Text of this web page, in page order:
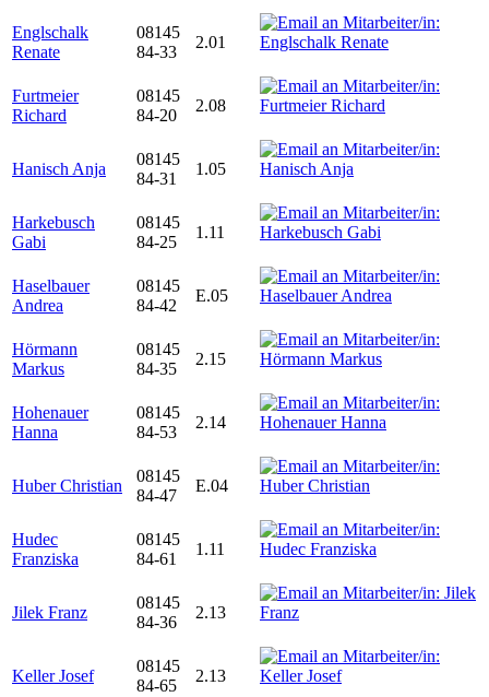
Englschalk
Renate
08145
84-33
2.01
Furtmeier
Richard
08145
84-20
2.08
Hanisch Anja
08145
84-31
1.05
Harkebusch
Gabi
08145
84-25
1.11
Haselbauer
Andrea
08145
84-42
E.05
Hörmann
Markus
08145
84-35
2.15
Hohenauer
Hanna
08145
84-53
2.14
Huber Christian
08145
84-47
E.04
Hudec
Franziska
08145
84-61
1.11
Jilek Franz
08145
84-36
2.13
Keller Josef
08145
84-65
2.13